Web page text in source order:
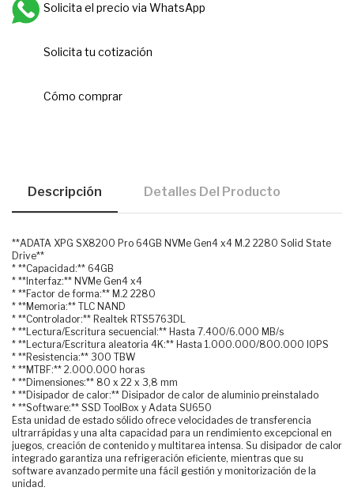
Solicita el precio via WhatsApp
Solicita tu cotización
Cómo comprar
Descripción Detalles Del Producto
**ADATA XPG SX8200 Pro 64GB NVMe Gen4 x4 M.2 2280 Solid State
Drive**
* **Capacidad:** 64GB
* **Interfaz:** NVMe Gen4 x4
* **Factor de forma:** M.2 2280
* **Memoria:** TLC NAND
* **Controlador:** Realtek RTS5763DL
* **Lectura/Escritura secuencial:** Hasta 7.400/6.000 MB/s
* **Lectura/Escritura aleatoria 4K:** Hasta 1.000.000/800.000 IOPS
* **Resistencia:** 300 TBW
* **MTBF:** 2.000.000 horas
* **Dimensiones:** 80 x 22 x 3,8 mm
* **Disipador de calor:** Disipador de calor de aluminio preinstalado
* **Software:** SSD ToolBox y Adata SU650
Esta unidad de estado sólido ofrece velocidades de transferencia
ultrarrápidas y una alta capacidad para un rendimiento excepcional en
juegos, creación de contenido y multitarea intensa. Su disipador de calor
integrado garantiza una refrigeración eficiente, mientras que su
software avanzado permite una fácil gestión y monitorización de la
unidad.